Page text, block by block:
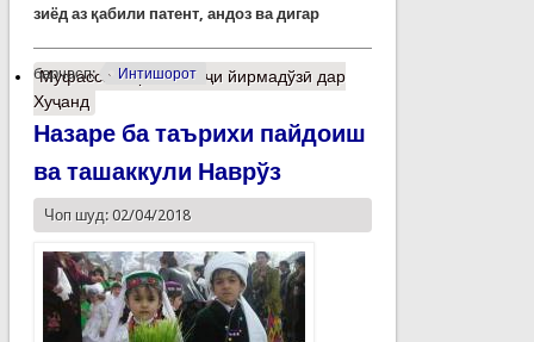
зиёд аз қабили патент, андоз ва дигар
барчасп: Интишорот
Муфассалтаро Ривоҷи йирмадўзӣ дар
Хуҷанд
Назаре ба таърихи пайдоиш
ва ташаккули Наврўз
Чоп шуд: 02/04/2018